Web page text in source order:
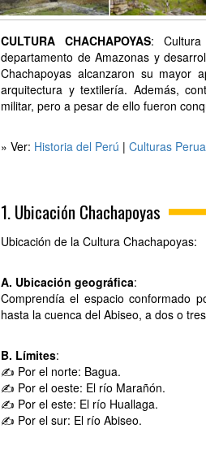
CULTURA CHACHAPOYAS:
departamento de Amazonas y
Chachapoyas alcanzaron su mayor
arquitectura y textilería. Además,
militar, pero a pesar de ello fueron
» Ver: Historia del Perú | Culturas
1. Ubicación Chachapoyas
Ubicación de la Cultura Chachapoyas:
A. Ubicación geográfica:
Comprendía el espacio conformado
hasta la cuenca del Abiseo, a dos o
B. Límites:
✍ Por el norte: Bagua.
✍ Por el oeste: El río Marañón.
✍ Por el este: El río Huallaga.
✍ Por el sur: El río Abiseo.